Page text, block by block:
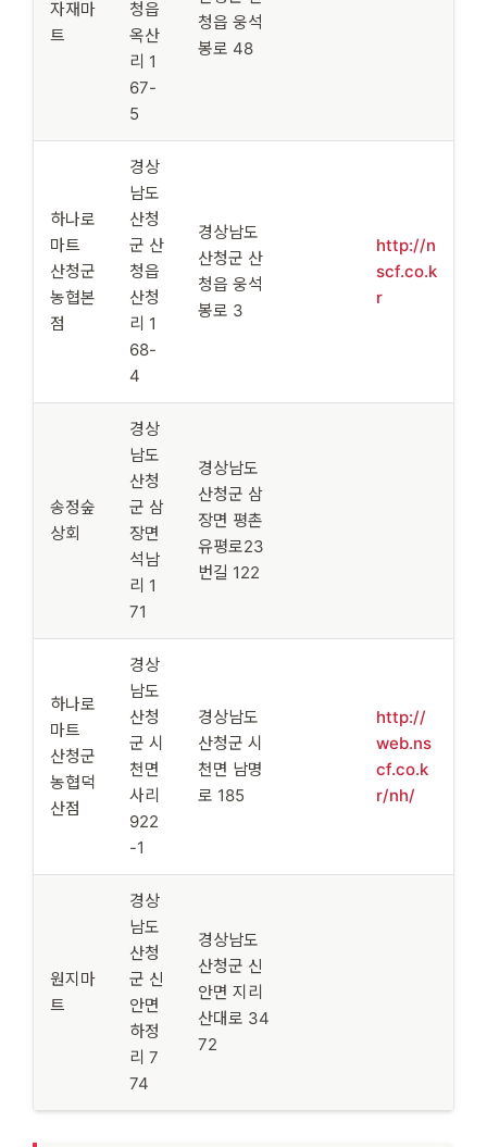
자재마
트
청읍
옥산
리 1
67-
5
청읍 웅석
봉로 48
하나로
마트
산청군
농협본
점
경상
남도
산청
군 산
청읍
산청
리 1
68-
4
경상남도
산청군 산
청읍 웅석
봉로 3
http://n
scf.co.k
r
송정숲
상회
경상
남도
산청
군 삼
장면
석남
리 1
71
경상남도
산청군 삼
장면 평촌
유평로23
번길 122
하나로
마트
산청군
농협덕
산점
경상
남도
산청
군 시
천면
사리
922
-1
경상남도
산청군 시
천면 남명
로 185
http://
web.ns
cf.co.k
r/nh/
원지마
트
경상
남도
산청
군 신
안면
하정
리 7
74
경상남도
산청군 신
안면 지리
산대로 34
72